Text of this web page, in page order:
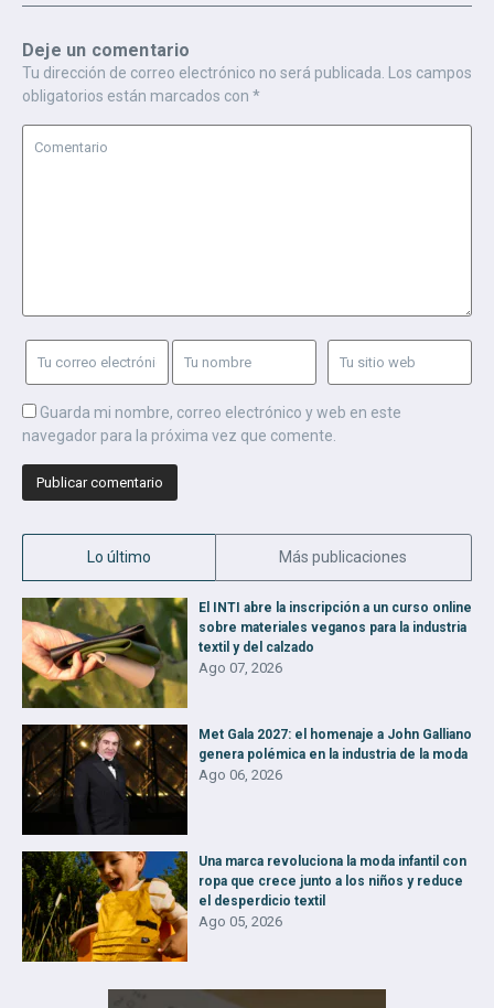
Deje un comentario
Tu dirección de correo electrónico no será publicada. Los campos
obligatorios están marcados con *
Guarda mi nombre, correo electrónico y web en este
navegador para la próxima vez que comente.
Lo último Más publicaciones
El INTI abre la inscripción a un curso online
sobre materiales veganos para la industria
textil y del calzado
Ago 07, 2026
Met Gala 2027: el homenaje a John Galliano
genera polémica en la industria de la moda
Ago 06, 2026
Una marca revoluciona la moda infantil con
ropa que crece junto a los niños y reduce
el desperdicio textil
Ago 05, 2026